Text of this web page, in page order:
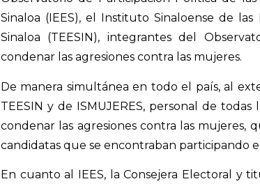
Sinaloa (IEES), el Instituto Sinaloense de
Sinaloa (TEESIN), integrantes del
condenar las agresiones contra las mujeres.
De manera simultánea en todo el país, al
TEESIN y de ISMUJERES, personal de todas
condenar las agresiones contra las mujeres,
candidatas que se encontraban participando
En cuanto al IEES, la Consejera Electoral y